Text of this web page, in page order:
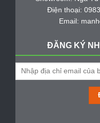
Điện thoại:
Email:
ĐĂNG KÝ